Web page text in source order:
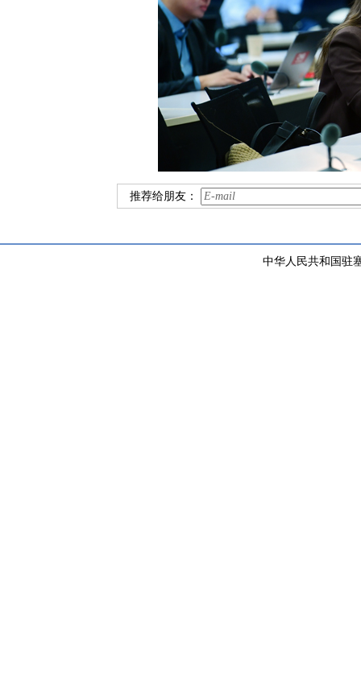
推荐给朋友：
中华人民共和国驻